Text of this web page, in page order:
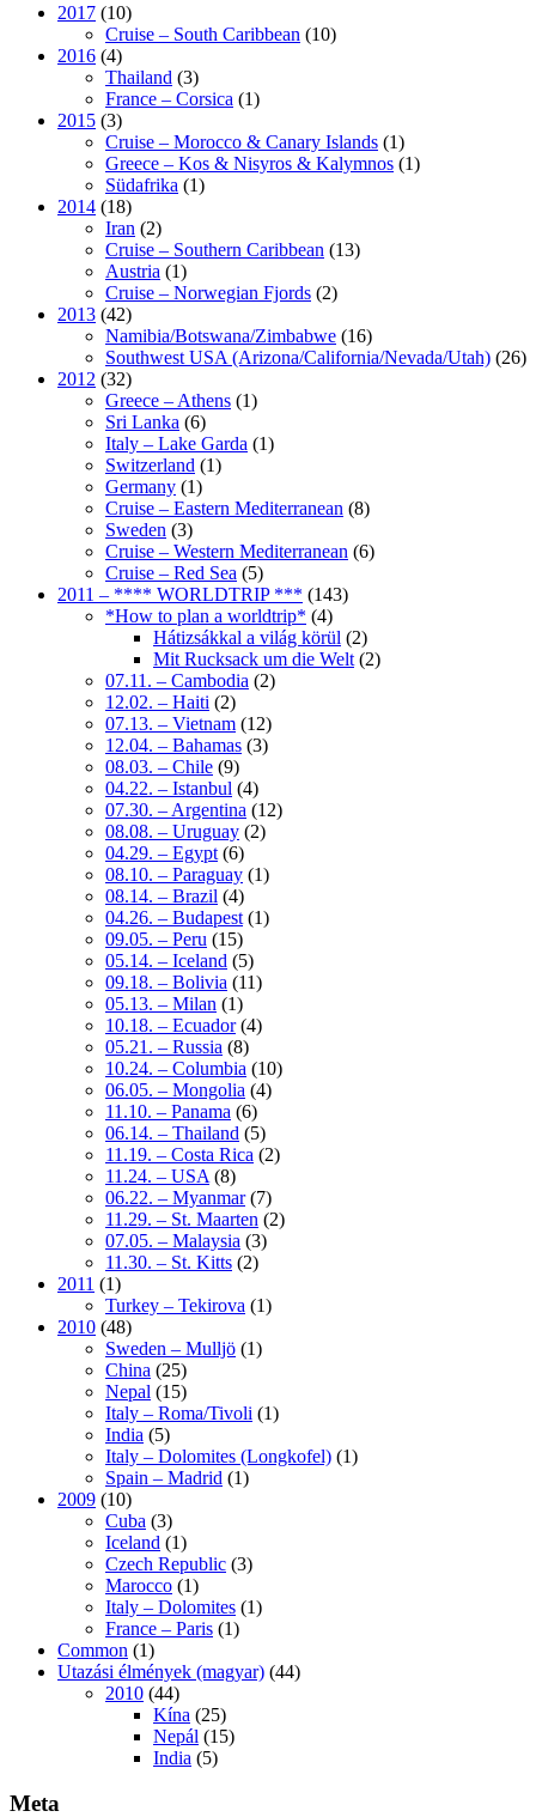
2017 (10)
Cruise – South Caribbean (10)
2016 (4)
Thailand (3)
France – Corsica (1)
2015 (3)
Cruise – Morocco & Canary Islands (1)
Greece – Kos & Nisyros & Kalymnos (1)
Südafrika (1)
2014 (18)
Iran (2)
Cruise – Southern Caribbean (13)
Austria (1)
Cruise – Norwegian Fjords (2)
2013 (42)
Namibia/Botswana/Zimbabwe (16)
Southwest USA (Arizona/California/Nevada/Utah) (26)
2012 (32)
Greece – Athens (1)
Sri Lanka (6)
Italy – Lake Garda (1)
Switzerland (1)
Germany (1)
Cruise – Eastern Mediterranean (8)
Sweden (3)
Cruise – Western Mediterranean (6)
Cruise – Red Sea (5)
2011 – **** WORLDTRIP *** (143)
*How to plan a worldtrip* (4)
Hátizsákkal a világ körül (2)
Mit Rucksack um die Welt (2)
07.11. – Cambodia (2)
12.02. – Haiti (2)
07.13. – Vietnam (12)
12.04. – Bahamas (3)
08.03. – Chile (9)
04.22. – Istanbul (4)
07.30. – Argentina (12)
08.08. – Uruguay (2)
04.29. – Egypt (6)
08.10. – Paraguay (1)
08.14. – Brazil (4)
04.26. – Budapest (1)
09.05. – Peru (15)
05.14. – Iceland (5)
09.18. – Bolivia (11)
05.13. – Milan (1)
10.18. – Ecuador(4)
05.21. – Russia (8)
10.24. – Columbia (10)
06.05. – Mongolia (4)
11.10. – Panama (6)
06.14. – Thailand (5)
11.19. – Costa Rica (2)
11.24. – USA (8)
06.22. – Myanmar(7)
11.29. – St. Maarten (2)
07.05. – Malaysia (3)
11.30. – St. Kitts (2)
2011 (1)
Turkey – Tekirova (1)
2010 (48)
Sweden – Mulljö (1)
China (25)
Nepal (15)
Italy – Roma/Tivoli (1)
India (5)
Italy – Dolomites (Longkofel) (1)
Spain – Madrid (1)
2009 (10)
Cuba (3)
Iceland (1)
Czech Republic (3)
Marocco (1)
Italy – Dolomites (1)
France – Paris (1)
Common (1)
Utazási élmények (magyar) (44)
2010 (44)
Kína (25)
Nepál (15)
India (5)
Meta